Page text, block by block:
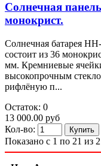
Солнечная
монокрист.
Солнечная батарея
состоит из 36
мм. Кремниевые
высокопрочным
рифлёную п...
Остаток: 0
13 000.00 руб
Кол-во:
Показано с 1 по 21 из